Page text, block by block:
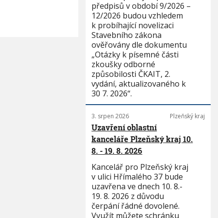
předpisů v období 9/2026 –
12/2026 budou vzhledem
k probíhající novelizaci
Stavebního zákona
ověřovány dle dokumentu
„Otázky k písemné části
zkoušky odborné
způsobilosti ČKAIT, 2.
vydání, aktualizovaného k
30 7. 2026“.
3. srpen 2026 Plzeňský kraj
Uzavření oblastní
kanceláře Plzeňský kraj 10.
8. - 19. 8. 2026
Kancelář pro Plzeňský kraj
v ulici Hřímalého 37 bude
uzavřena ve dnech 10. 8.-
19. 8. 2026 z důvodu
čerpání řádné dovolené.
Využít můžete schránku